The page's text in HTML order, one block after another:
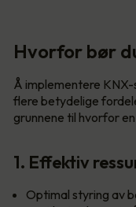
Hvorfor bør
Å implementere
flere betydelige
grunnene til hvorfor
1. Effektiv
Optimal styring av